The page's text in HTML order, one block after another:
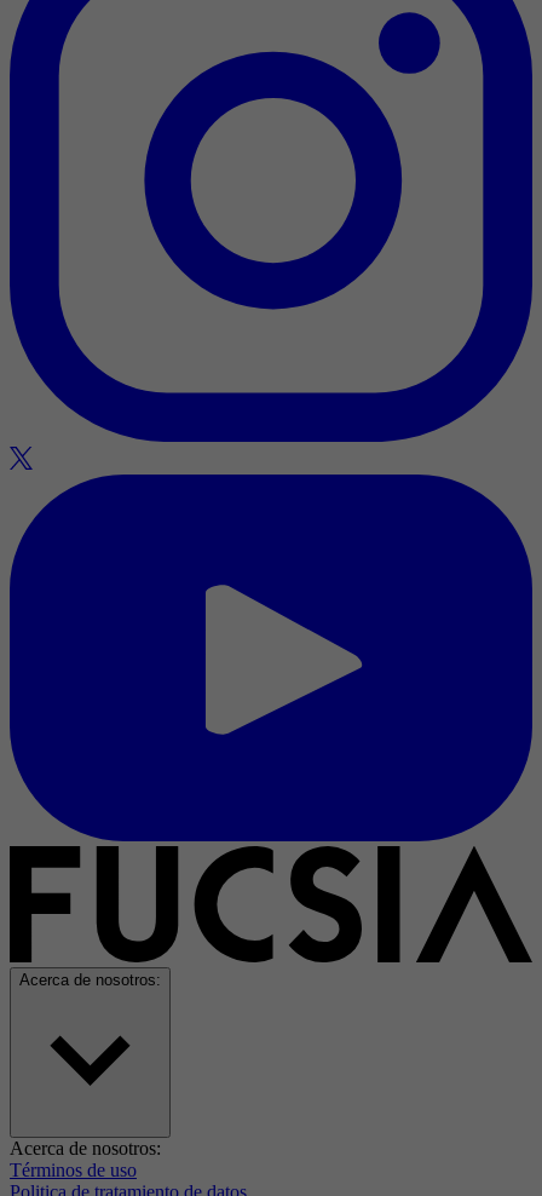
Acerca de nosotros:
Acerca de nosotros:
Términos de uso
Politica de tratamiento de datos